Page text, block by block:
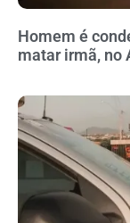
Homem é
matar irmã, no